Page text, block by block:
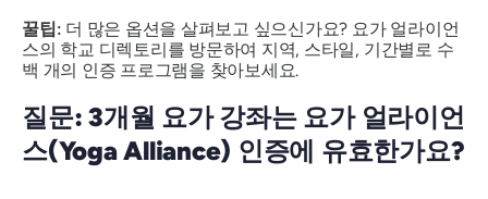
꿀팁: 더 많은 옵션을 살펴보고 싶으신가요? 요가 얼라이언
스의 학교 디렉토리를 방문하여 지역, 스타일, 기간별로 수
백 개의 인증 프로그램을 찾아보세요.
질문: 3개월 요가 강좌는 요가 얼라이언
스(Yoga Alliance) 인증에 유효한가요?